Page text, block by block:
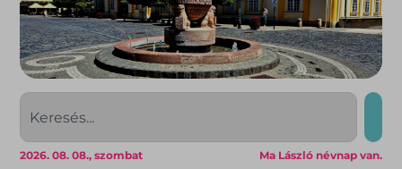
Ma László névnap van.
2026. 08. 08., szombat